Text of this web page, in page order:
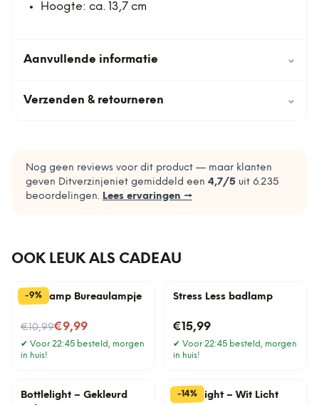
Hoogte: ca. 13,7 cm
Aanvullende informatie ⌄
Verzenden & retourneren ⌄
Nog geen reviews voor dit product — maar klanten
geven Ditverzinjeniet gemiddeld een 4,7/5 uit 6.235
beoordelingen. Lees ervaringen →
OOK LEUK ALS CADEAU
-9%
Gloeilamp Bureaulampje
€10,99
Nu voor€9,99
✔ Voor 22:45 besteld, morgen
in huis!
Stress Less badlamp
€15,99
✔ Voor 22:45 besteld, morgen
in huis!
Bottlelight – Gekleurd
-14%
Bottlelight – Wit Licht